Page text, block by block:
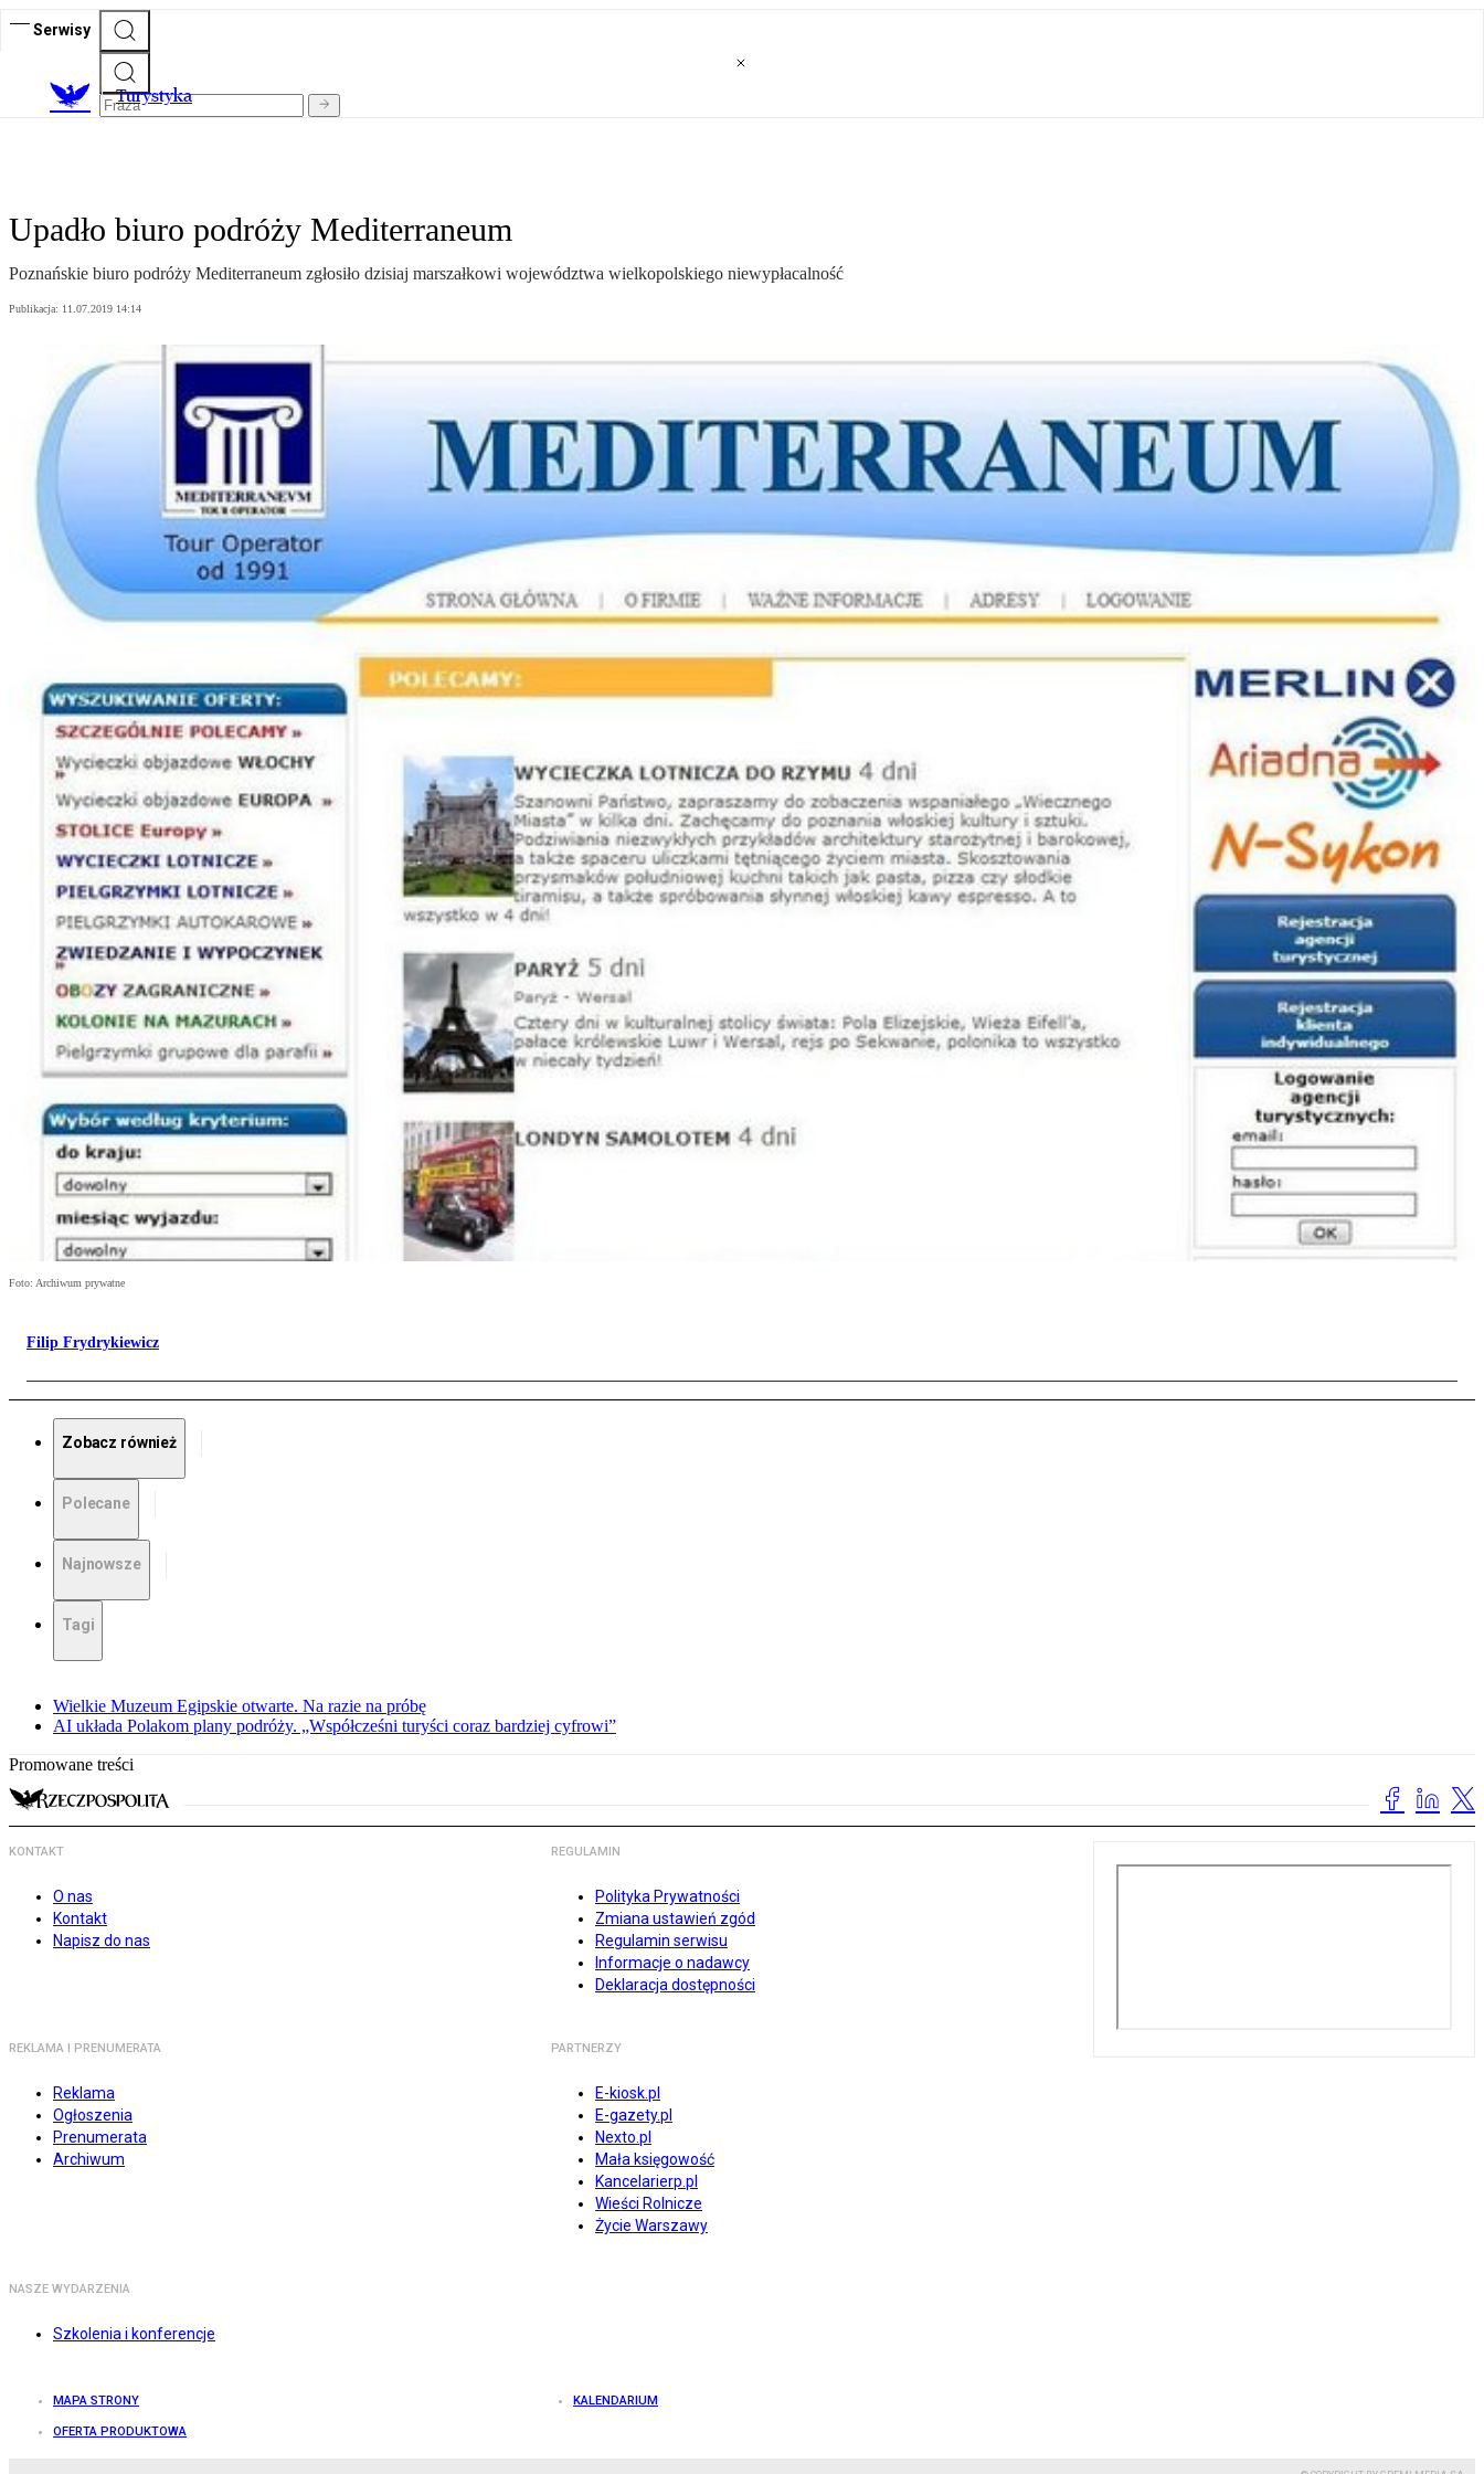
Serwisy
Turystyka
Upadło biuro podróży Mediterraneum
Poznańskie biuro podróży Mediterraneum zgłosiło dzisiaj marszałkowi województwa wielkopolskiego niewypłacalność
Publikacja: 11.07.2019 14:14
Foto: Archiwum prywatne
Filip Frydrykiewicz
Zobacz również
Polecane
Najnowsze
Tagi
Wielkie Muzeum Egipskie otwarte. Na razie na próbę
AI układa Polakom plany podróży. „Współcześni turyści coraz bardziej cyfrowi”
Promowane treści
KONTAKT
O nas
Kontakt
Napisz do nas
REGULAMIN
Polityka Prywatności
Zmiana ustawień zgód
Regulamin serwisu
Informacje o nadawcy
Deklaracja dostępności
REKLAMA I PRENUMERATA
Reklama
Ogłoszenia
Prenumerata
Archiwum
PARTNERZY
E-kiosk.pl
E-gazety.pl
Nexto.pl
Mała księgowość
Kancelarierp.pl
Wieści Rolnicze
Życie Warszawy
NASZE WYDARZENIA
Szkolenia i konferencje
MAPA STRONY KALENDARIUM
OFERTA PRODUKTOWA